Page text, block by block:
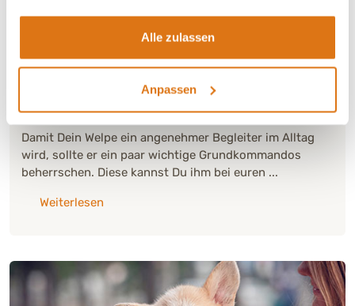
Alle zulassen
Anpassen
Sicher durch den Alltag: So bringst Du
Deinem Welpen die wichtigsten
Damit Dein Welpe ein angenehmer Begleiter im Alltag
wird, sollte er ein paar wichtige Grundkommandos
beherrschen. Diese kannst Du ihm bei euren ...
Weiterlesenüber: "Sicher durch den Alltag: So bringst